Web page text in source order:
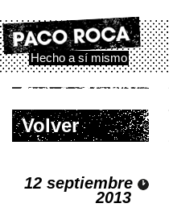
Hecho a sí mismo
Volver
12 septiembre
2013